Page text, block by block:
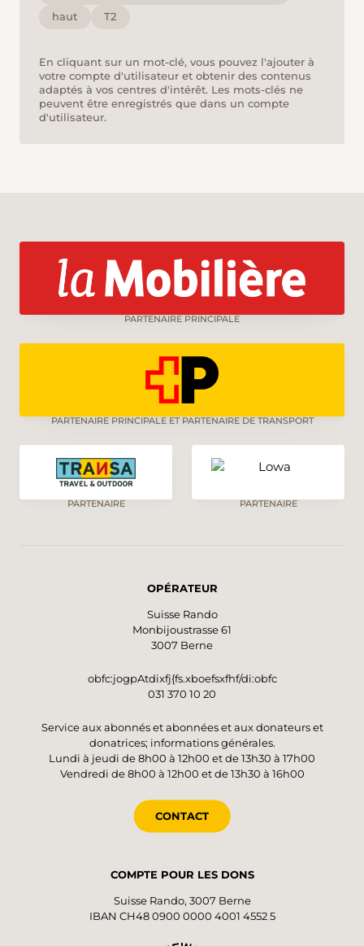
haut
T2
En cliquant sur un mot-clé, vous pouvez l'ajouter à
votre compte d'utilisateur et obtenir des contenus
adaptés à vos centres d'intérêt. Les mots-clés ne
peuvent être enregistrés que dans un compte
d'utilisateur.
PARTENAIRE PRINCIPALE
PARTENAIRE PRINCIPALE ET PARTENAIRE DE TRANSPORT
PARTENAIRE PARTENAIRE
OPÉRATEUR
Suisse Rando
Monbijoustrasse 61
3007 Berne
obfc:jogpAtdixfj{fs.xboefsxfhf/di:obfc
031 370 10 20
Service aux abonnés et abonnées et aux donateurs et
donatrices; informations générales.
Lundi à jeudi de 8h00 à 12h00 et de 13h30 à 17h00
Vendredi de 8h00 à 12h00 et de 13h30 à 16h00
CONTACT
COMPTE POUR LES DONS
Suisse Rando, 3007 Berne
IBAN CH48 0900 0000 4001 4552 5